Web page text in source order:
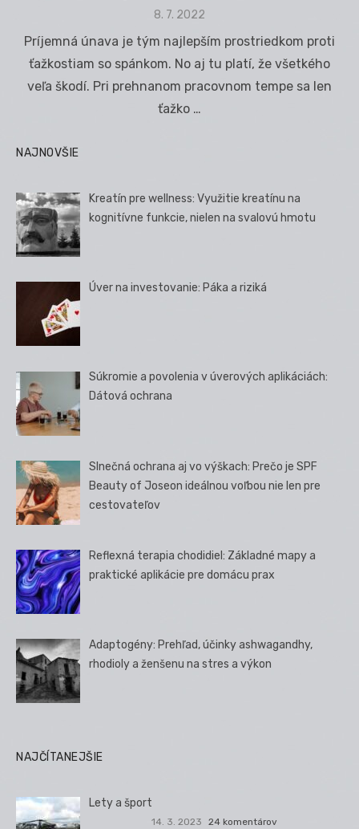
Posted
8. 7. 2022
Príjemná únava je tým najlepším prostriedkom proti
ťažkostiam so spánkom. No aj tu platí, že všetkého
veľa škodí. Pri prehnanom pracovnom tempe sa len
ťažko …
NAJNOVŠIE
Kreatín pre wellness: Využitie kreatínu na
kognitívne funkcie, nielen na svalovú hmotu
Úver na investovanie: Páka a riziká
Súkromie a povolenia v úverových aplikáciách:
Dátová ochrana
Slnečná ochrana aj vo výškach: Prečo je SPF
Beauty of Joseon ideálnou voľbou nie len pre
cestovateľov
Reflexná terapia chodidiel: Základné mapy a
praktické aplikácie pre domácu prax
Adaptogény: Prehľad, účinky ashwagandhy,
rhodioly a ženšenu na stres a výkon
NAJČÍTANEJŠIE
Lety a šport
14. 3. 2023 24 komentárov